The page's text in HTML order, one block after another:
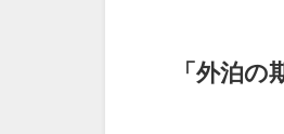
「外泊の